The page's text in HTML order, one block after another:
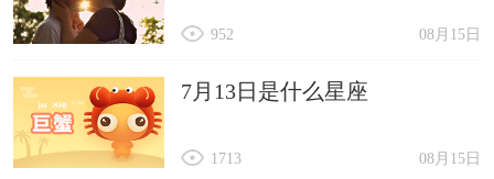
08月15日
952
7月13日是什么星座
08月15日
1713